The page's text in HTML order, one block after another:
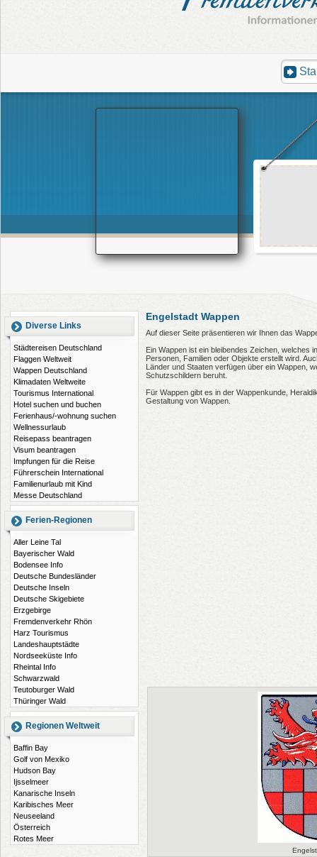
Diverse Links
Städtereisen Deutschland
Flaggen Weltweit
Wappen Deutschland
Klimadaten Weltweite
Tourismus International
Hotel suchen und buchen
Ferienhaus/-wohnung suchen
Wellnessurlaub
Reisepass beantragen
Visum beantragen
Impfungen für die Reise
Führerschein International
Familienurlaub mit Kind
Messe Deutschland
Ferien-Regionen
Aller Leine Tal
Bayerischer Wald
Bodensee Info
Deutsche Bundesländer
Deutsche Inseln
Deutsche Skigebiete
Erzgebirge
Fremdenverkehr Rhön
Harz Tourismus
Landeshauptstädte
Nordseeküste Info
Rheintal Info
Schwarzwald
Teutoburger Wald
Thüringer Wald
Regionen Weltweit
Baffin Bay
Golf von Mexiko
Hudson Bay
Ijsselmeer
Kanarische Inseln
Karibisches Meer
Neuseeland
Österreich
Rotes Meer
Engelstadt Wappen
Auf dieser Seite präsentieren wir Ihnen das
Ein Wappen ist ein bleibendes Zeichen, welches
Personen, Familien oder Objekte erstellt wird.
Länder und Staaten verfügen über ein Wappen,
Schutzschildern beruht.
Für Wappen gibt es in der Wappenkunde,
Gestaltung von Wappen.